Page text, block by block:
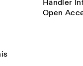
Händler
Open